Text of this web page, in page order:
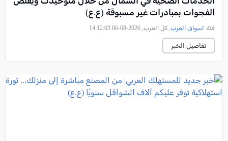
الفجوات بمبادرات غير مسبوقة (ع.ع)
فئة: اسواق العرب, كل العرب, 2026-08-06 14:12:03
تفاصيل الخبر